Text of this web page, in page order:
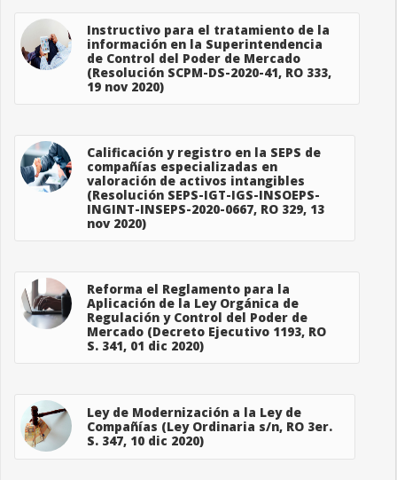
Instructivo para el tratamiento de la
información en la Superintendencia
de Control del Poder de Mercado
(Resolución SCPM-DS-2020-41, RO 333,
19 nov 2020)
Calificación y registro en la SEPS de
compañías especializadas en
valoración de activos intangibles
(Resolución SEPS-IGT-IGS-INSOEPS-
INGINT-INSEPS-2020-0667, RO 329, 13
nov 2020)
Reforma el Reglamento para la
Aplicación de la Ley Orgánica de
Regulación y Control del Poder de
Mercado (Decreto Ejecutivo 1193, RO
S. 341, 01 dic 2020)
Ley de Modernización a la Ley de
Compañías (Ley Ordinaria s/n, RO 3er.
S. 347, 10 dic 2020)